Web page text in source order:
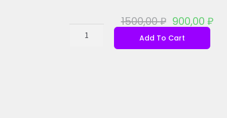
1500,00₽ 900,00₽
Add To Cart